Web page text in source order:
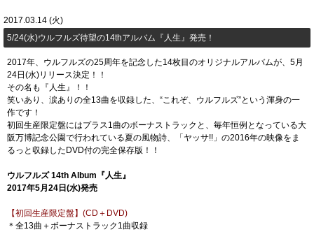
2017.03.14 (火)
5/24(水)ウルフルズ待望の14thアルバム『人生』発売！
2017年、ウルフルズの25周年を記念した14枚目のオリジナルアルバムが、5月
24日(水)リリース決定！！
その名も『人生』！！
笑いあり、涙ありの全13曲を収録した、“これぞ、ウルフルズ”という渾身の一
作です！
初回生産限定盤にはプラス1曲のボーナストラックと、毎年恒例となっている大
阪万博記念公園で行われている夏の風物詩、「ヤッサ!!」の2016年の映像をま
るっと収録したDVD付の完全保存版！！
ウルフルズ 14th Album『人生』
2017年5月24日(水)発売
【初回生産限定盤】(CD＋DVD)
＊全13曲＋ボーナストラック1曲収録